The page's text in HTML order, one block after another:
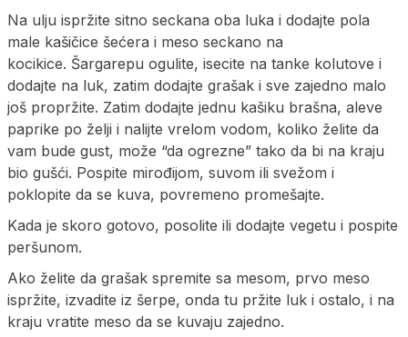
Na ulju ispržite sitno seckana oba luka i dodajte pola
male kašičice šećera i meso seckano na
kocikice. Šargarepu ogulite, isecite na tanke kolutove i
dodajte na luk, zatim dodajte grašak i sve zajedno malo
još propržite. Zatim dodajte jednu kašiku brašna, aleve
paprike po želji i nalijte vrelom vodom, koliko želite da
vam bude gust, može “da ogrezne” tako da bi na kraju
bio gušći. Pospite mirođijom, suvom ili svežom i
poklopite da se kuva, povremeno promešajte.
Kada je skoro gotovo, posolite ili dodajte vegetu i pospite
peršunom.
Ako želite da grašak spremite sa mesom, prvo meso
ispržite, izvadite iz šerpe, onda tu pržite luk i ostalo, i na
kraju vratite meso da se kuvaju zajedno.